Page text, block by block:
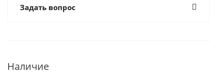
Задать вопрос
Наличие